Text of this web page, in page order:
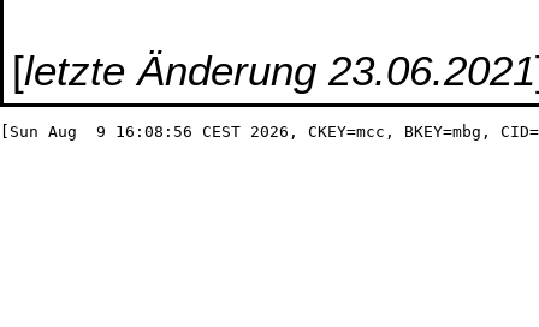
[letzte Änderung 23.06.2021